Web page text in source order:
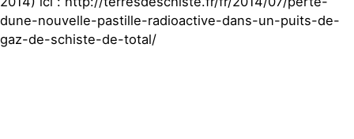
dune-nouvelle-pastille-radioactive-dans-un-puits-de-
gaz-de-schiste-de-total/